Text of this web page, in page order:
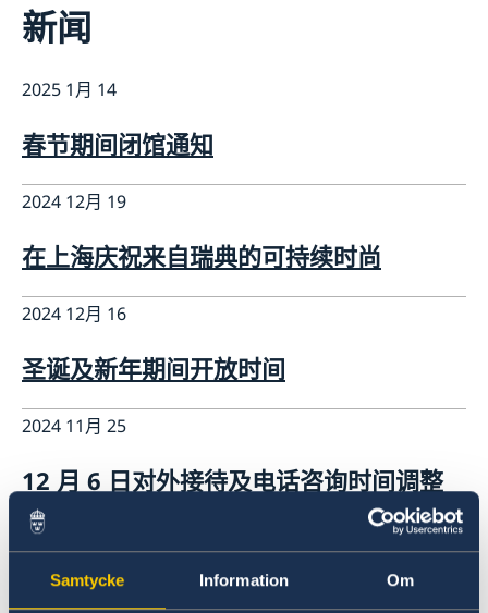
Samtycke Information Om
签证申请
申请居留许可
生物识别和护照检查
领取居留许可卡
瑞典护照
关于总领事馆
数据保护政策
空缺职位
联系方式和办公时间
新闻
2025 1月 14
春节期间闭馆通知
2024 12月 19
在上海庆祝来自瑞典的可持续时尚
2024 12月 16
圣诞及新年期间开放时间
2024 11月 25
12 月 6 日对外接待及电话咨询时间调整
2024 11月 22
留学瑞典”活动在上海举行